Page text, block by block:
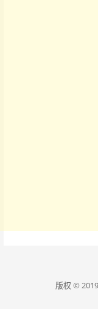
版权 ©